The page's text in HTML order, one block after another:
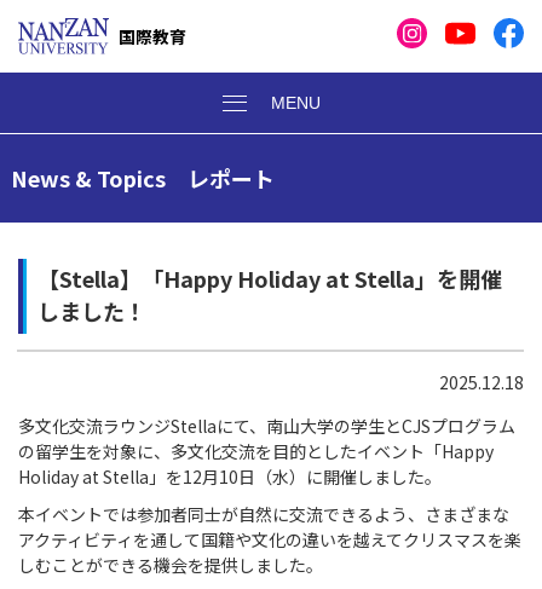
国際教育
News & Topics レポート
【Stella】「Happy Holiday at Stella」を開催
しました！
2025.12.18
多文化交流ラウンジStellaにて、南山大学の学生とCJSプログラム
の留学生を対象に、多文化交流を目的としたイベント「Happy
Holiday at Stella 」を12月10日（水）に開催しました。
本イベントでは参加者同士が自然に交流できるよう、さまざまな
アクティビティを通して国籍や文化の違いを越えてクリスマスを楽
しむことができる機会を提供しました。